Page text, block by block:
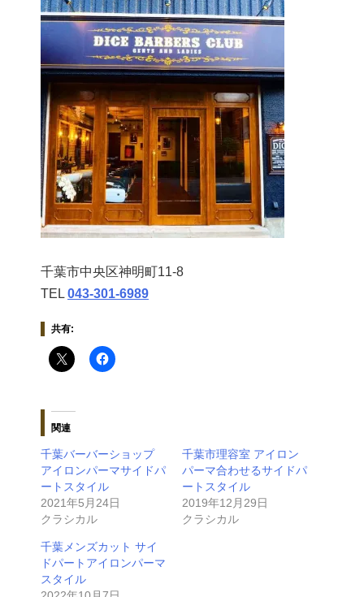
千葉市中央区神明町11-8
TEL 043‐301‐6989
共有:
関連
千葉バーバーショップ
アイロンパーマサイドパ
ートスタイル
2021年5月24日
クラシカル
千葉市理容室 アイロン
パーマ合わせるサイドパ
ートスタイル
2019年12月29日
クラシカル
千葉メンズカット サイ
ドパートアイロンパーマ
スタイル